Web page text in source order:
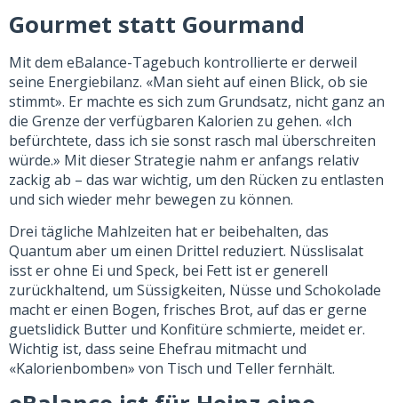
Gourmet statt Gourmand
Mit dem eBalance-Tagebuch kontrollierte er derweil
seine Energiebilanz. «Man sieht auf einen Blick, ob sie
stimmt». Er machte es sich zum Grundsatz, nicht ganz an
die Grenze der verfügbaren Kalorien zu gehen. «Ich
befürchtete, dass ich sie sonst rasch mal überschreiten
würde.» Mit dieser Strategie nahm er anfangs relativ
zackig ab – das war wichtig, um den Rücken zu entlasten
und sich wieder mehr bewegen zu können.
Drei tägliche Mahlzeiten hat er beibehalten, das
Quantum aber um einen Drittel reduziert. Nüsslisalat
isst er ohne Ei und Speck, bei Fett ist er generell
zurückhaltend, um Süssigkeiten, Nüsse und Schokolade
macht er einen Bogen, frisches Brot, auf das er gerne
guetslidick Butter und Konfitüre schmierte, meidet er.
Wichtig ist, dass seine Ehefrau mitmacht und
«Kalorienbomben» von Tisch und Teller fernhält.